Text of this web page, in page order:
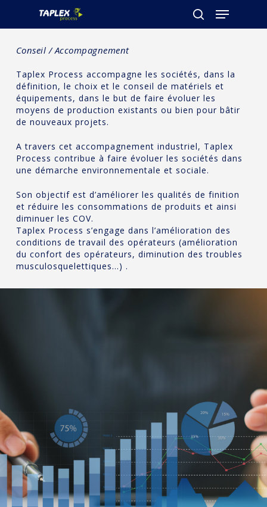
Hit enter to search or ESC to close
Conseil / Accompagnement
Taplex Process accompagne les sociétés, dans la
définition, le choix et le conseil de matériels et
équipements, dans le but de faire évoluer les
moyens de production existants ou bien pour bâtir
de nouveaux projets.
A travers cet accompagnement industriel, Taplex
Process contribue à faire évoluer les sociétés dans
une démarche environnementale et sociale.
Son objectif est d’améliorer les qualités de finition
et réduire les consommations de produits et ainsi
diminuer les COV.
Taplex Process s’engage dans l’amélioration des
conditions de travail des opérateurs (amélioration
du confort des opérateurs, diminution des troubles
musculosquelettiques…) .